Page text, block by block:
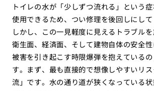
トイレの水が「少しずつ流れる」という
使用できるため、つい修理を後回しにして
しかし、この一見軽度に見えるトラブルを
衛生面、経済面、そして建物自体の安全
被害を引き起こす時限爆弾を抱えている
す。まず、最も直接的で想像しやすいリ
流」です。水の通り道が狭くなっている